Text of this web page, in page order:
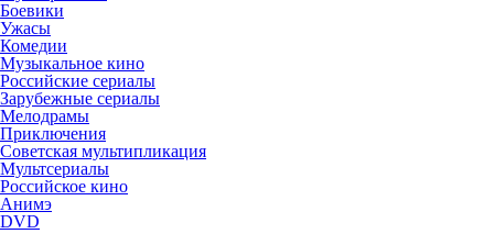
Боевики
Ужасы
Комедии
Музыкальное кино
Российские сериалы
Зарубежные сериалы
Мелодрамы
Приключения
Советская мультипликация
Мультсериалы
Российское кино
Анимэ
DVD